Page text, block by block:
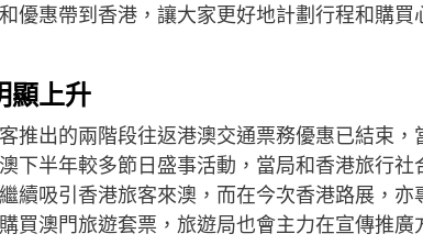
優惠帶到香港，讓大家更好地計劃行程和購
顯上升
推出的兩階段往返港澳交通票務優惠已結束
下半年較多節日盛事活動，當局和香港旅行社
續吸引香港旅客來澳，而在今次香港路展，亦
買澳門旅遊套票，旅遊局也會主力在宣傳推廣